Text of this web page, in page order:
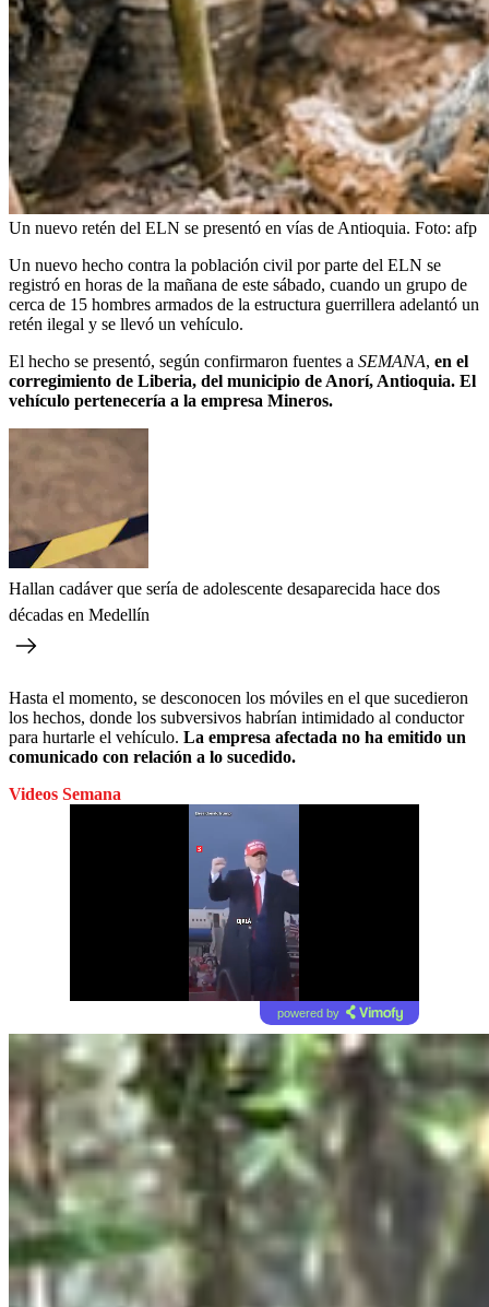
Un nuevo retén del ELN se presentó en vías de Antioquia. Foto: afp
Un nuevo hecho contra la población civil por parte del ELN se
registró en horas de la mañana de este sábado, cuando un grupo de
cerca de 15 hombres armados de la estructura guerrillera adelantó un
retén ilegal y se llevó un vehículo.
El hecho se presentó, según confirmaron fuentes a SEMANA, en el
corregimiento de Liberia, del municipio de Anorí, Antioquia. El
vehículo pertenecería a la empresa Mineros.
Hallan cadáver que sería de adolescente desaparecida hace dos
décadas en Medellín
Hasta el momento, se desconocen los móviles en el que sucedieron
los hechos, donde los subversivos habrían intimidado al conductor
para hurtarle el vehículo. La empresa afectada no ha emitido un
comunicado con relación a lo sucedido.
Videos Semana
powered by